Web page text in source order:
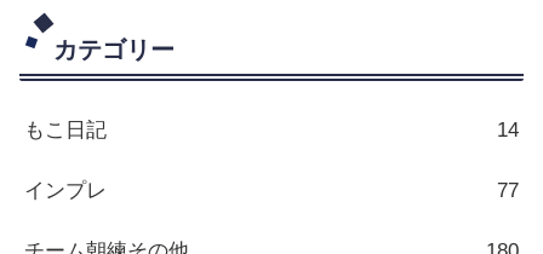
カテゴリー
もこ日記 14
インプレ 77